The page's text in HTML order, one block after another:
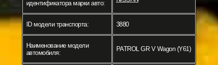
идентификатора марки авто:
ID модели транспорта: 3880
Наименование модели
автомобиля:
PATROL GR V Wagon (Y61)